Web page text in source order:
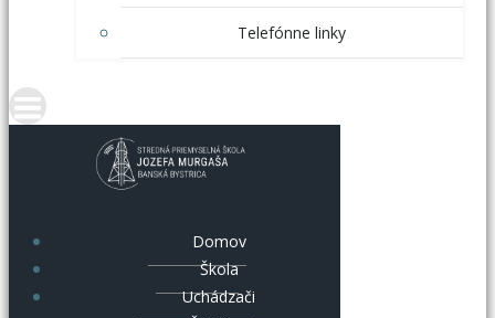
Telefónne linky
Domov
Škola
Uchádzači